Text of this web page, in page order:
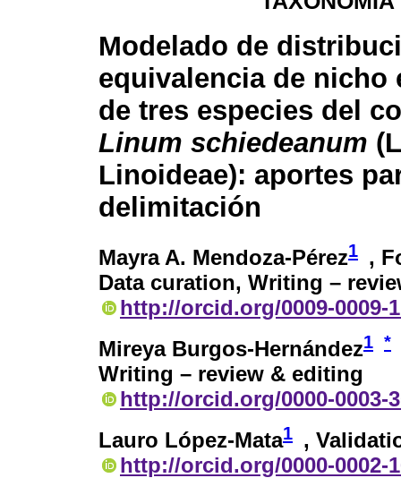
Modelado de
equivalencia de nicho
de tres especies del
Linum schiedeanum
Linoideae): aportes
delimitación
Mayra A. Mendoza-Pérez1 ,
Data curation, Writing –
http://orcid.org/0009-0009-
Mireya Burgos-Hernández1 *
Writing – review & editing
http://orcid.org/0000-0003-
Lauro López-Mata1 ,
http://orcid.org/0000-0002-